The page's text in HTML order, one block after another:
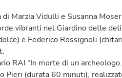
di Marzia Vidulli e Susanna
vibranti nel Giardino delle
e Federico Rossignoli
RAI “In morte di un
Pieri (durata 60 minuti),